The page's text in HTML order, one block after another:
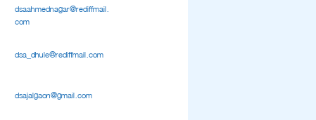
dsaahmednagar@rediffmail.
com
dsa_dhule@rediffmail.com
dsajalgaon@gmail.com